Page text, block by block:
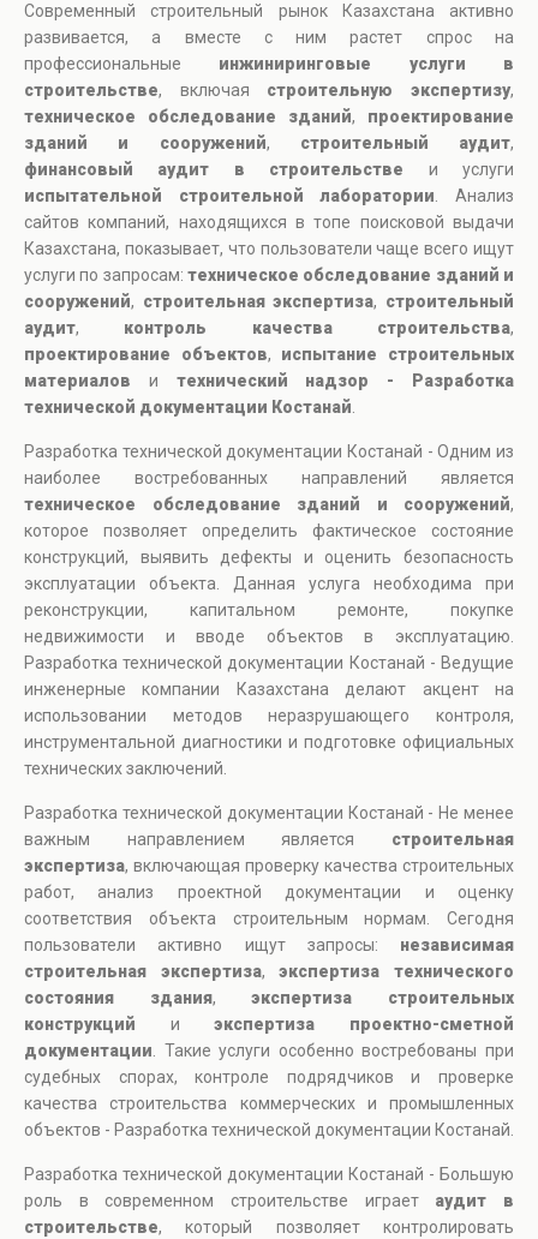
Современный строительный рынок Казахстана активно
развивается, а вместе с ним растет спрос на
профессиональные инжиниринговые услуги в
строительстве, включая строительную экспертизу,
техническое обследование зданий, проектирование
зданий и сооружений, строительный аудит,
финансовый аудит в строительстве и услуги
испытательной строительной лаборатории . Анализ
сайтов компаний, находящихся в топе поисковой выдачи
Казахстана, показывает, что пользователи чаще всего ищут
услуги по запросам: техническое обследование зданий и
сооружений, строительная экспертиза, строительный
аудит, контроль качества строительства,
проектирование объектов, испытание строительных
материалов и технический надзор - Разработка
технической документации Костанай
Разработка технической документации Костанай - Одним из
наиболее востребованных направлений является
техническое обследование зданий и сооружений,
которое позволяет определить фактическое состояние
конструкций, выявить дефекты и оценить безопасность
эксплуатации объекта. Данная услуга необходима при
реконструкции, капитальном ремонте, покупке
недвижимости и вводе объектов в эксплуатацию.
Разработка технической документации Костанай - Ведущие
инженерные компании Казахстана делают акцент на
использовании методов неразрушающего контроля,
инструментальной диагностики и подготовке официальных
технических заключений.
Разработка технической документации Костанай - Не менее
важным направлением является строительная
экспертиза, включающая проверку качества строительных
работ, анализ проектной документации и оценку
соответствия объекта строительным нормам. Сегодня
пользователи активно ищут запросы: независимая
строительная экспертиза,экспертиза технического
состояния здания,экспертиза строительных
конструкций иэкспертиза проектно-сметной
документации . Такие услуги особенно востребованы при
судебных спорах, контроле подрядчиков и проверке
качества строительства коммерческих и промышленных
объектов - Разработка технической документации Костанай.
Разработка технической документации Костанай - Большую
роль в современном строительстве играет аудит в
строительстве, который позволяет контролировать